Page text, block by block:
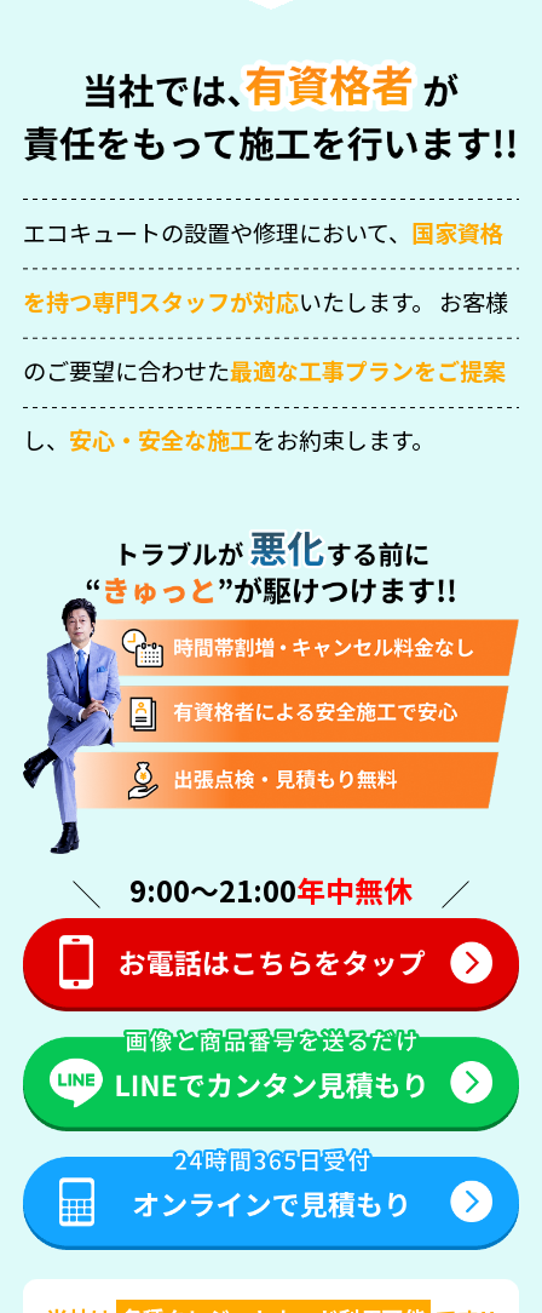
エコキュートの設置や修理において、 国家資格
を持つ専門スタッフが対応いたします。 お客様
のご要望に合わせた最適な工事プランをご提案
し、 安心・安全な施工をお約束します。
9:00〜21:00年中無休